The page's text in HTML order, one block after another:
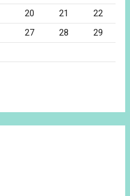
20 21
22
27 28
29